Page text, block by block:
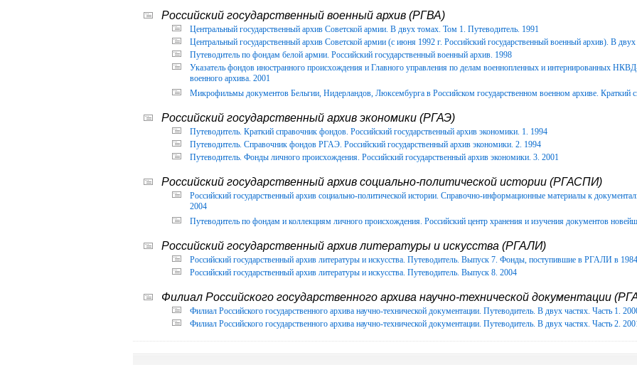
Российский государственный военный архив (РГВА)
Центральный государственный архив Советской армии. В двух томах. Том 1. Путеводитель. 1991
Центральный государственный архив Советской армии (с июня 1992 г. Российский государственный военный архив). В
Путеводитель по фондам белой армии. Российский государственный военный архив. 1998
Указатель фондов иностранного происхождения и Главного управления по делам военнопленных и интернированных
военного архива. 2001
Микрофильмы документов Бельгии, Нидерландов, Люксембурга в Российском государственном военном архиве. Краткий
Российский государственный архив экономики (РГАЭ)
Путеводитель. Краткий справочник фондов. Российский государственный архив экономики. 1. 1994
Путеводитель. Справочник фондов РГАЭ. Российский государственный архив экономики. 2. 1994
Путеводитель. Фонды личного происхождения. Российский государственный архив экономики. 3. 2001
Российский государственный архив социально-политической истории (РГАСПИ)
Российский государственный архив социально-политической истории. Справочно-информационные материалы к
2004
Путеводитель по фондам и коллекциям личного происхождения. Российский центр хранения и изучения документов
Российский государственный архив литературы и искусства (РГАЛИ)
Российский государственный архив литературы и искусства. Путеводитель. Выпуск 7. Фонды, поступившие в РГАЛИ в
Российский государственный архив литературы и искусства. Путеводитель. Выпуск 8. 2004
Филиал Российского государственного архива научно-технической документации
Филиал Российского государственного архива научно-технической документации. Путеводитель. В двух частях. Часть 1.
Филиал Российского государственного архива научно-технической документации. Путеводитель. В двух частях. Часть 2.